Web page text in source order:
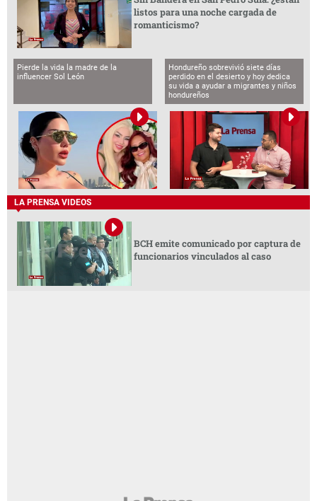
listos para una noche cargada de
romanticismo?
Pierde la vida la madre de la
influencer Sol León
Hondureño sobrevivió siete días
perdido en el desierto y hoy dedica
su vida a ayudar a migrantes y niños
hondureños
LA PRENSA VIDEOS
BCH emite comunicado por captura de
funcionarios vinculados al caso